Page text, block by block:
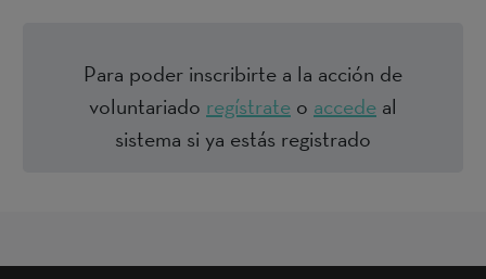
Para poder inscribirte a la acción de
voluntariado regístrate o accede al
sistema si ya estás registrado